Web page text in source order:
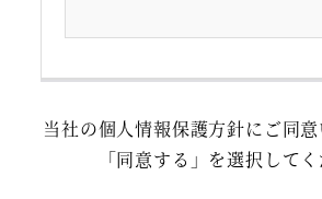
当社の個人情報保護方針にご同
「同意する」を選択してく